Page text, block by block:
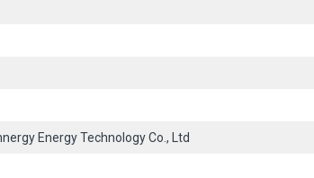
Energy Technology Co., Ltd